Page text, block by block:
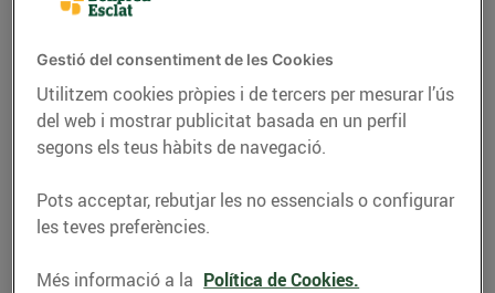
Gestió del consentiment de les Cookies
Utilitzem cookies pròpies i de tercers per mesurar l’ús
del web i mostrar publicitat basada en un perfil
segons els teus hàbits de navegació.
Pots acceptar, rebutjar les no essencials o configurar
les teves preferències.
Més informació a la Política de Cookies.